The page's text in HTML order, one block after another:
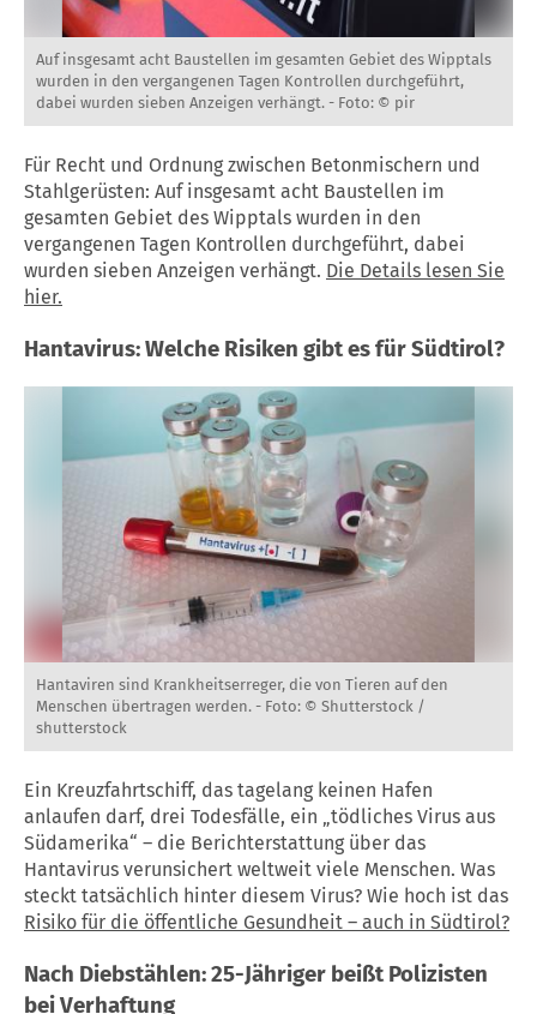
Auf insgesamt acht Baustellen im gesamten Gebiet des Wipptals
wurden in den vergangenen Tagen Kontrollen durchgeführt,
dabei wurden sieben Anzeigen verhängt. - Foto: © pir
Für Recht und Ordnung zwischen Betonmischern und
Stahlgerüsten: Auf insgesamt acht Baustellen im
gesamten Gebiet des Wipptals wurden in den
vergangenen Tagen Kontrollen durchgeführt, dabei
wurden sieben Anzeigen verhängt. Die Details lesen Sie
hier.
Hantavirus: Welche Risiken gibt es fürSüdtirol?
Hantaviren sind Krankheitserreger, die von Tieren auf den
Menschen übertragen werden. - Foto: © Shutterstock /
shutterstock
Ein Kreuzfahrtschiff, das tagelang keinen Hafen
anlaufen darf, drei Todesfälle, ein „tödliches Virus aus
Südamerika“ – die Berichterstattung über das
Hantavirus verunsichert weltweit viele Menschen. Was
steckt tatsächlich hinter diesem Virus? Wie hoch ist das
Risiko für die öffentliche Gesundheit – auch in Südtirol?
Nach Diebstählen: 25-Jähriger beißt Polizisten
bei Verhaftung